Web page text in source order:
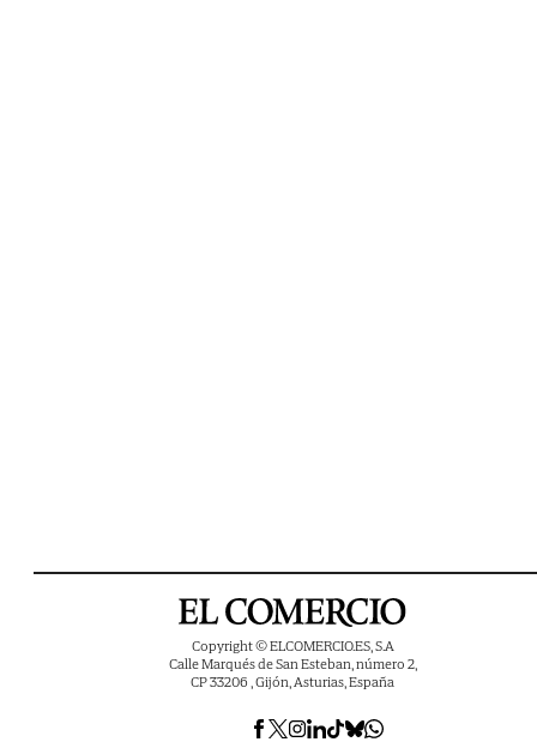
Copyright © ELCOMERCIO.ES, S.A
Calle Marqués de San Esteban, número 2,
CP 33206 , Gijón, Asturias, España